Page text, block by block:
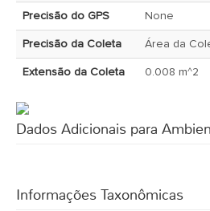
Precisão do GPS None
Precisão da Coleta Área da
Extensão da Coleta 0.008 m^2
Dados Adicionais para
Informações Taxonômicas